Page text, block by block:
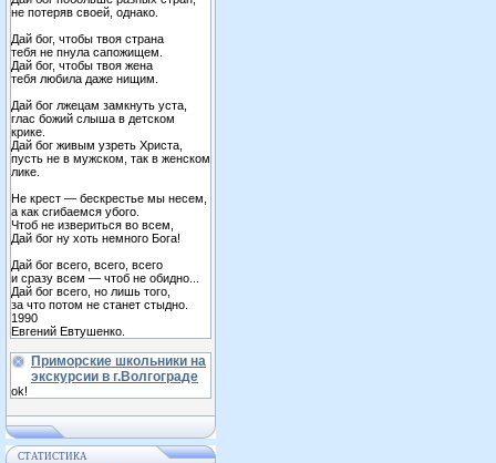
не потеряв своей, однако.
Дай бог, чтобы твоя страна
тебя не пнула сапожищем.
Дай бог, чтобы твоя жена
тебя любила даже нищим.
Дай бог лжецам замкнуть уста,
глас божий слыша в детском
крике.
Дай бог живым узреть Христа,
пусть не в мужском, так в женском
лике.
Не крест — бескрестье мы несем,
а как сгибаемся убого.
Чтоб не извериться во всем,
Дай бог ну хоть немного Бога!
Дай бог всего, всего, всего
и сразу всем — чтоб не обидно...
Дай бог всего, но лишь того,
за что потом не станет стыдно.
1990
Евгений Евтушенко.
Приморские школьники на
экскурсии в г.Волгограде
ok!
СТАТИСТИКА